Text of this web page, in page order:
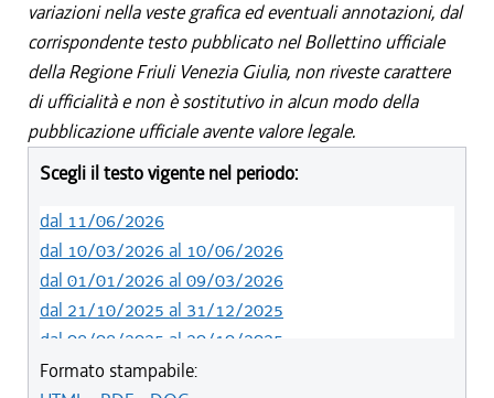
variazioni nella veste grafica ed eventuali annotazioni, dal
corrispondente testo pubblicato nel Bollettino ufficiale
della Regione Friuli Venezia Giulia, non riveste carattere
di ufficialità e non è sostitutivo in alcun modo della
pubblicazione ufficiale avente valore legale.
Scegli il testo vigente nel periodo:
dal 11/06/2026
dal 10/03/2026 al 10/06/2026
dal 01/01/2026 al 09/03/2026
dal 21/10/2025 al 31/12/2025
dal 08/08/2025 al 20/10/2025
dal 05/06/2025 al 07/08/2025
Formato stampabile: